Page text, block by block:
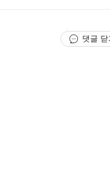
댓글 닫